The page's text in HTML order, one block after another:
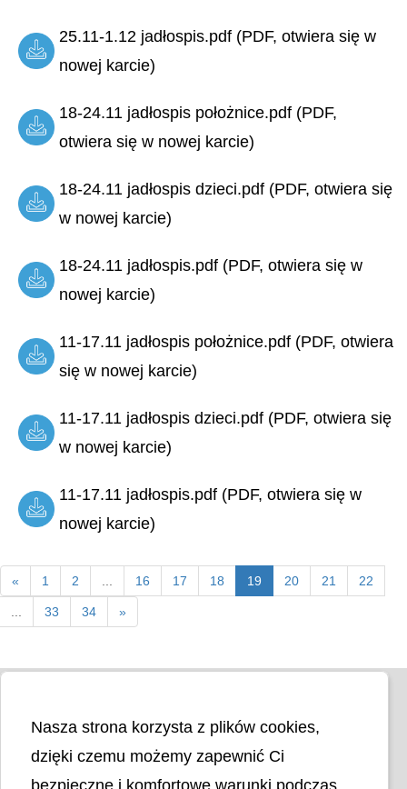
25.11-1.12 jadłospis.pdf (PDF, otwiera się w
nowej karcie)
18-24.11 jadłospis położnice.pdf (PDF,
otwiera się w nowej karcie)
18-24.11 jadłospis dzieci.pdf (PDF, otwiera się
w nowej karcie)
18-24.11 jadłospis.pdf (PDF, otwiera się w
nowej karcie)
11-17.11 jadłospis położnice.pdf (PDF, otwiera
się w nowej karcie)
11-17.11 jadłospis dzieci.pdf (PDF, otwiera się
w nowej karcie)
11-17.11 jadłospis.pdf (PDF, otwiera się w
nowej karcie)
« 1 2 ... 16 17 18 19 20 21 22
... 33 34 »
Nasza strona korzysta z plików cookies,
dzięki czemu możemy zapewnić Ci
bezpieczne i komfortowe warunki podczas